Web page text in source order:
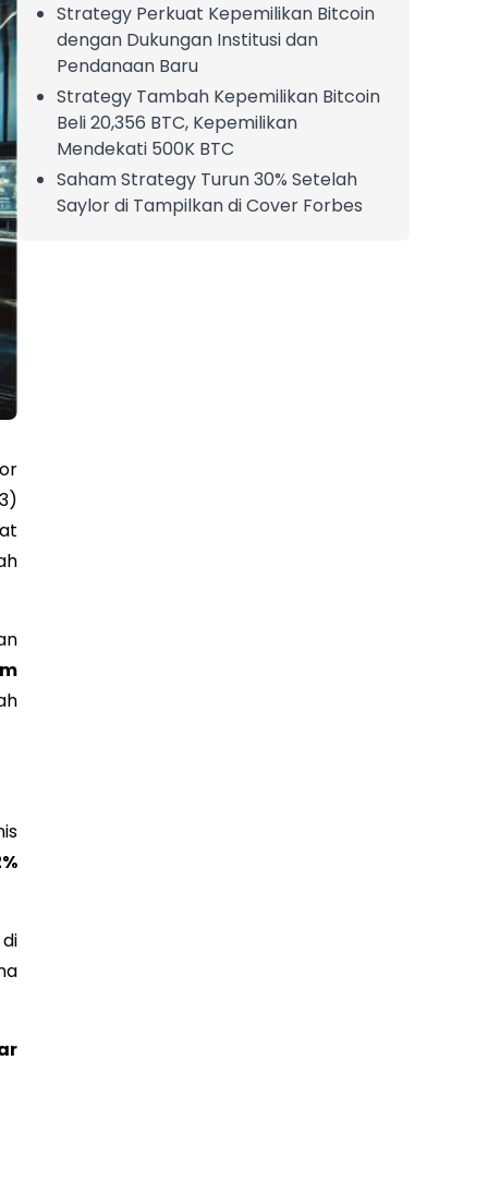
Strategy Perkuat Kepemilikan Bitcoin
dengan Dukungan Institusi dan
Pendanaan Baru
Strategy Tambah Kepemilikan Bitcoin
Beli 20,356 BTC, Kepemilikan
Mendekati 500K BTC
Saham Strategy Turun 30% Setelah
Saylor di Tampilkan di Cover Forbes